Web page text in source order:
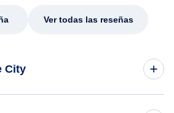
Ver todas las reseñas
City